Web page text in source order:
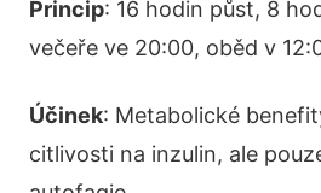
Princip: 16 hodin půst, 8
večeře ve 20:00, oběd v
Účinek: Metabolické
citlivosti na inzulin, ale